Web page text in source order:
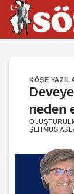
İçeriğe
atla
KÖŞE
neden
ŞEHMUS